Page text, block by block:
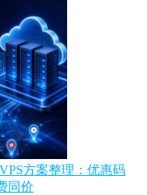
方案整理：优惠码
同价